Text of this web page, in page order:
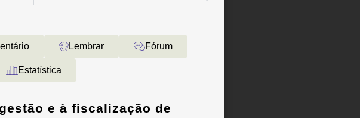
Lembrar Fórum
Estatística
e à fiscalização de